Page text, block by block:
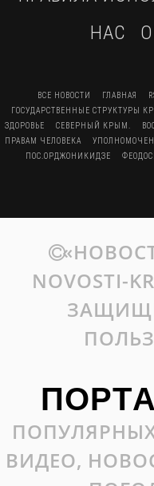
НАС
ВСЕ НОВОСТИ ГЛАВНАЯ
ГОСУДАРСТВЕННЫЕ СТРУКТУРЫ
ЗДОРОВЬЕ
СЕВЕРНЫЙ КРЫМ.
ПРАВАМ ЧЕЛОВЕКА
ПОС.ОРДЖОНИКИДЗЕ
NOVOSTI-
ВИДЕО,